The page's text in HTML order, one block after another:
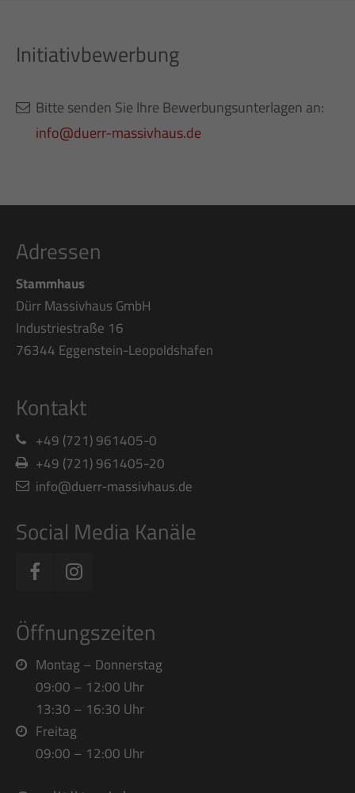
Initiativbewerbung
Bitte senden Sie Ihre Bewerbungsunterlagen an:
info@duerr-massivhaus.de
Adressen
Stammhaus
Dürr Massivhaus GmbH
Industriestraße 16
76344 Eggenstein-Leopoldshafen
Kontakt
+49 (721) 961405-0
+49 (721) 961405-20
info@duerr-massivhaus.de
Social Media Kanäle
Öffnungszeiten
Montag – Donnerstag
09:00 – 12:00 Uhr
13:30 – 16:30 Uhr
Freitag
09:00 – 12:00 Uhr